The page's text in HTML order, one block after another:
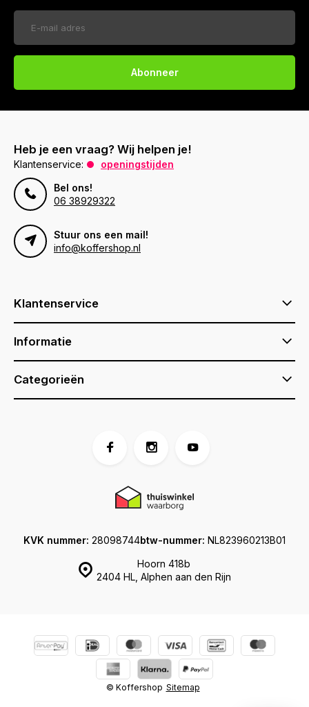
Abonneer
Heb je een vraag? Wij helpen je!
Klantenservice:
openingstijden
Bel ons!
06 38929322
Stuur ons een mail!
info@koffershop.nl
Klantenservice
Informatie
Categorieën
Hoorn 418b
2404 HL, Alphen aan den Rijn
KVK nummer: 28098744btw-nummer: NL823960213B01
© Koffershop Sitemap